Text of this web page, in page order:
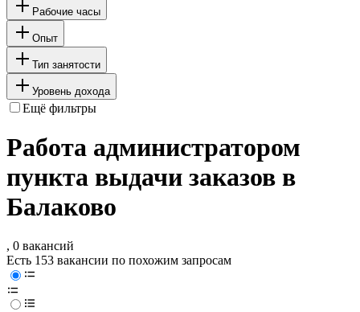
Рабочие часы
Опыт
Тип занятости
Уровень дохода
Ещё фильтры
Работа администратором
пункта выдачи заказов в
Балаково
, 0 вакансий
Есть 153 вакансии по похожим запросам